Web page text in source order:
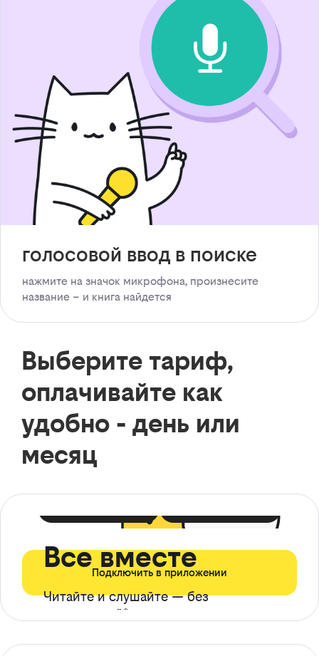
голосовой ввод в поиске
нажмите на значок микрофона, произнесите
название – и книга найдется
Выберите тариф,
оплачивайте как
удобно - день или
месяц
Все вместе
Читайте и слушайте — без
ограничений*
Подключить в приложении